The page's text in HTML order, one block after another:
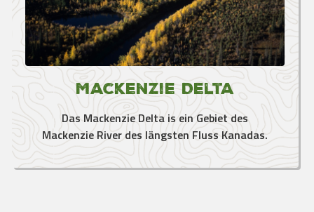
Mackenzie Delta
Das Mackenzie Delta is ein Gebiet des
Mackenzie River des längsten Fluss Kanadas.